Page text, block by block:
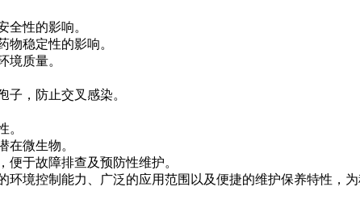
性的影响。
稳定性的影响。
质量。
，防止交叉感染。
。
微生物。
于故障排查及预防性维护。
控制能力、广泛的应用范围以及便捷的维护保养特性，为